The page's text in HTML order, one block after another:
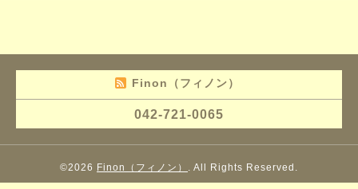
Finon（フィノン）
042-721-0065
©2026 Finon（フィノン） . All Rights Reserved.